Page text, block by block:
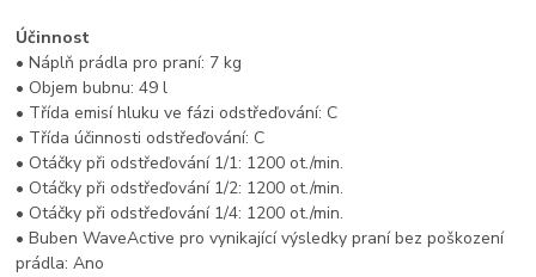
Účinnost
• Náplň prádla pro praní: 7 kg
• Objem bubnu: 49 l
• Třída emisí hluku ve fázi odstřeďování: C
• Třída účinnosti odstřeďování: C
• Otáčky při odstřeďování 1/1: 1200 ot./min.
• Otáčky při odstřeďování 1/2: 1200 ot./min.
• Otáčky při odstřeďování 1/4: 1200 ot./min.
• Buben WaveActive pro vynikající výsledky praní bez poškození
prádla: Ano